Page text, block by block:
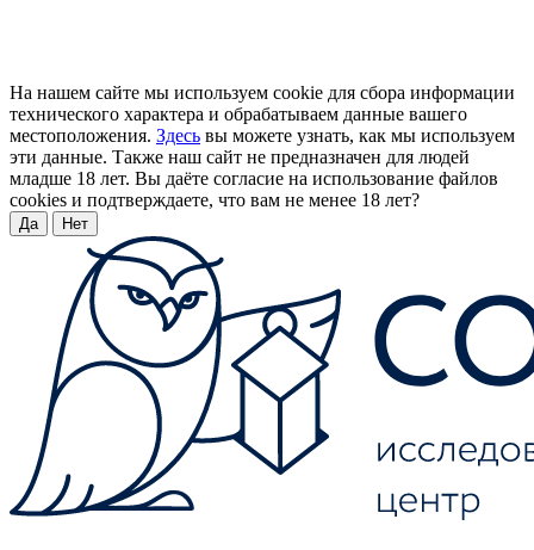
На нашем сайте мы используем cookie для сбора информации
технического характера и обрабатываем данные вашего
местоположения. Здесь вы можете узнать, как мы используем
эти данные. Также наш сайт не предназначен для людей
младше 18 лет. Вы даёте согласие на использование файлов
cookies и подтверждаете, что вам не менее 18 лет?
Да Нет